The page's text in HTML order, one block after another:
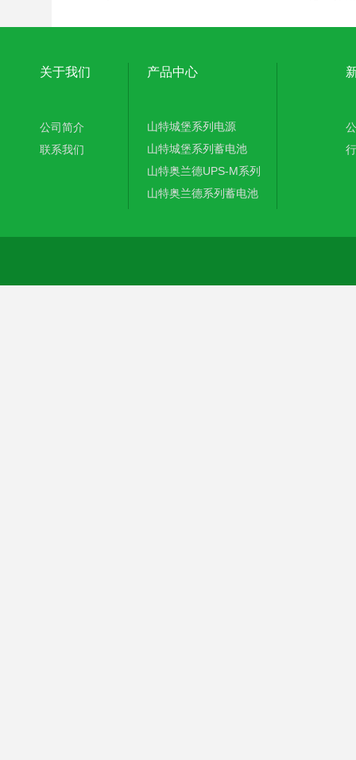
关于我们
公司简介
联系我们
产品中心
山特城堡系列电源
山特城堡系列蓄电池
山特奥兰德UPS-M系列
山特奥兰德系列蓄电池